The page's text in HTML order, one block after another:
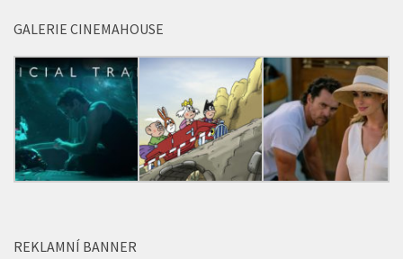
GALERIE CINEMAHOUSE
REKLAMNÍ BANNER